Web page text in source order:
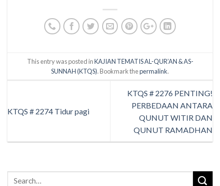
This entry was posted inKAJIAN TEMATIS AL-QUR’AN & AS-
SUNNAH (KTQS). Bookmark thepermalink.
KTQS # 2274 Tidur pagi
KTQS # 2276 PENTING!
PERBEDAAN ANTARA
QUNUT WITIR DAN
QUNUT RAMADHAN